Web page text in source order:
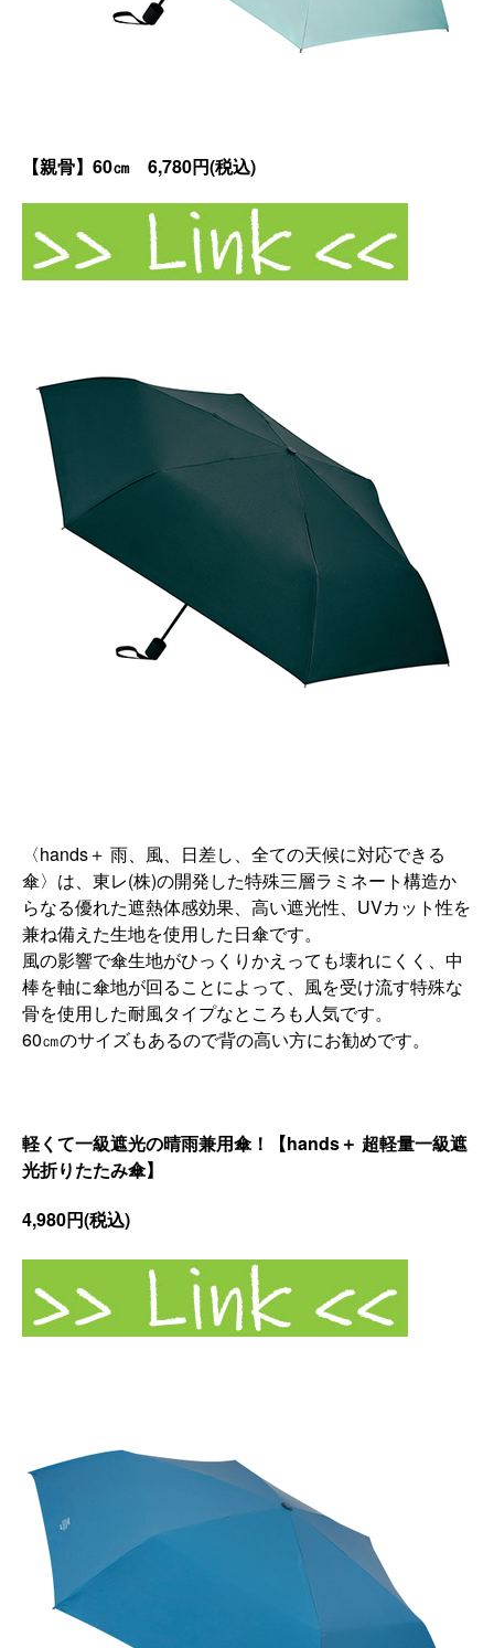
【親骨】60㎝ 6,780円(税込)
〈hands＋ 雨、風、日差し、全ての天候に対応できる
傘〉は、東レ(株)の開発した特殊三層ラミネート構造か
らなる優れた遮熱体感効果、高い遮光性、UVカット性を
兼ね備えた生地を使用した日傘です。
風の影響で傘生地がひっくりかえっても壊れにくく、 中
棒を軸に傘地が回ることによって、 風を受け流す特殊な
骨を使用した耐風タイプなところも人気です。
60㎝のサイズもあるので背の高い方にお勧めです。
軽くて一級遮光の晴雨兼用傘！【hands＋ 超軽量一級遮
光折りたたみ傘】
4,980円(税込)